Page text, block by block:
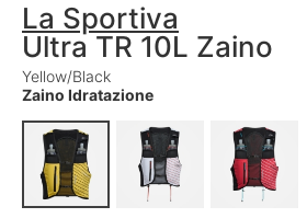
La Sportiva
Ultra TR 10L Zaino
Yellow/Black
Zaino Idratazione